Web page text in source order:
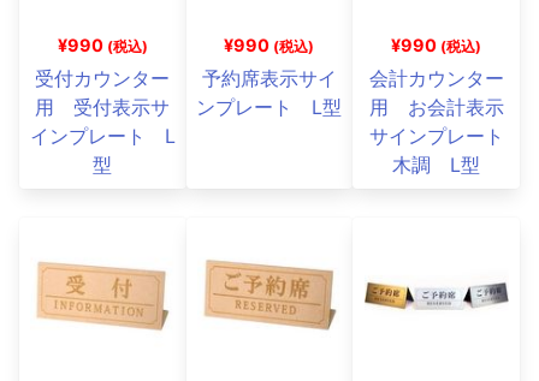
¥990 (税込)
受付カウンター
用 受付表示サ
インプレート L
型
¥990 (税込)
予約席表示サイ
ンプレート L型
¥990 (税込)
会計カウンター
用 お会計表示
サインプレート
木調 L型